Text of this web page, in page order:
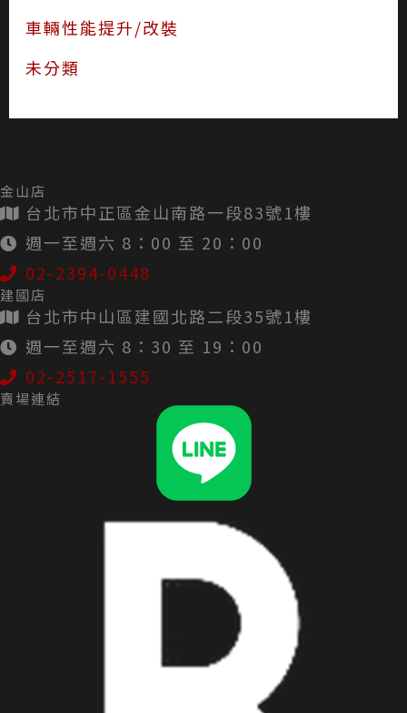
車輛性能提升/改裝
未分類
金山店
台北市中正區金山南路一段83號1樓
週一至週六 8：00 至 20：00
02-2394-0448
建國店
台北市中山區建國北路二段35號1樓
週一至週六 8：30 至 19：00
02-2517-1555
賣場連結